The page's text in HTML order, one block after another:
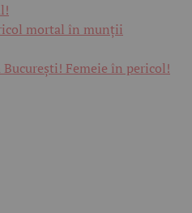
mortal în munții
București! Femeie în pericol!